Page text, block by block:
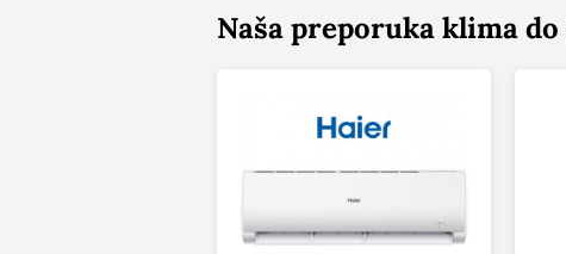
Naša preporuka klima